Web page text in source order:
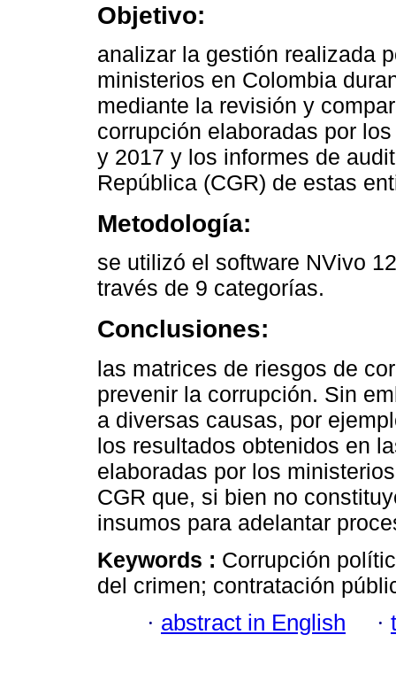
Objetivo:
analizar la gestión realizada
ministerios en Colombia
mediante la revisión y
corrupción elaboradas por
y 2017 y los informes de
República (CGR) de estas
Metodología:
se utilizó el software NVivo
través de 9 categorías.
Conclusiones:
las matrices de riesgos de
prevenir la corrupción. Sin
a diversas causas, por
los resultados obtenidos en
elaboradas por los
CGR que, si bien no
insumos para adelantar
Keywords : Corrupción
del crimen; contratación
· abstract in English ·